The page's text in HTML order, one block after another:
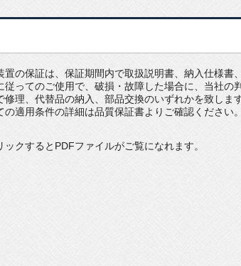
置の保証は、保証期間内で取扱説明書、納入仕様書
従ってのご使用で、破損・故障した場合に、当社の
修理、代替品の納入、部品交換のいずれかを致します
の適用条件の詳細は品質保証書よりご確認ください。
クするとPDFファイルがご覧になれます。